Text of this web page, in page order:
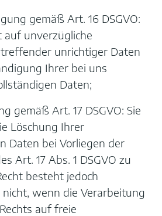
gemäß Art. 16 DSGVO:
auf unverzügliche
unrichtiger Daten
Ihrer bei uns
Daten;
gemäß Art. 17 DSGVO: Sie
Löschung Ihrer
Daten bei Vorliegen der
Art. 17 Abs. 1 DSGVO zu
besteht jedoch
wenn die Verarbeitung
auf freie